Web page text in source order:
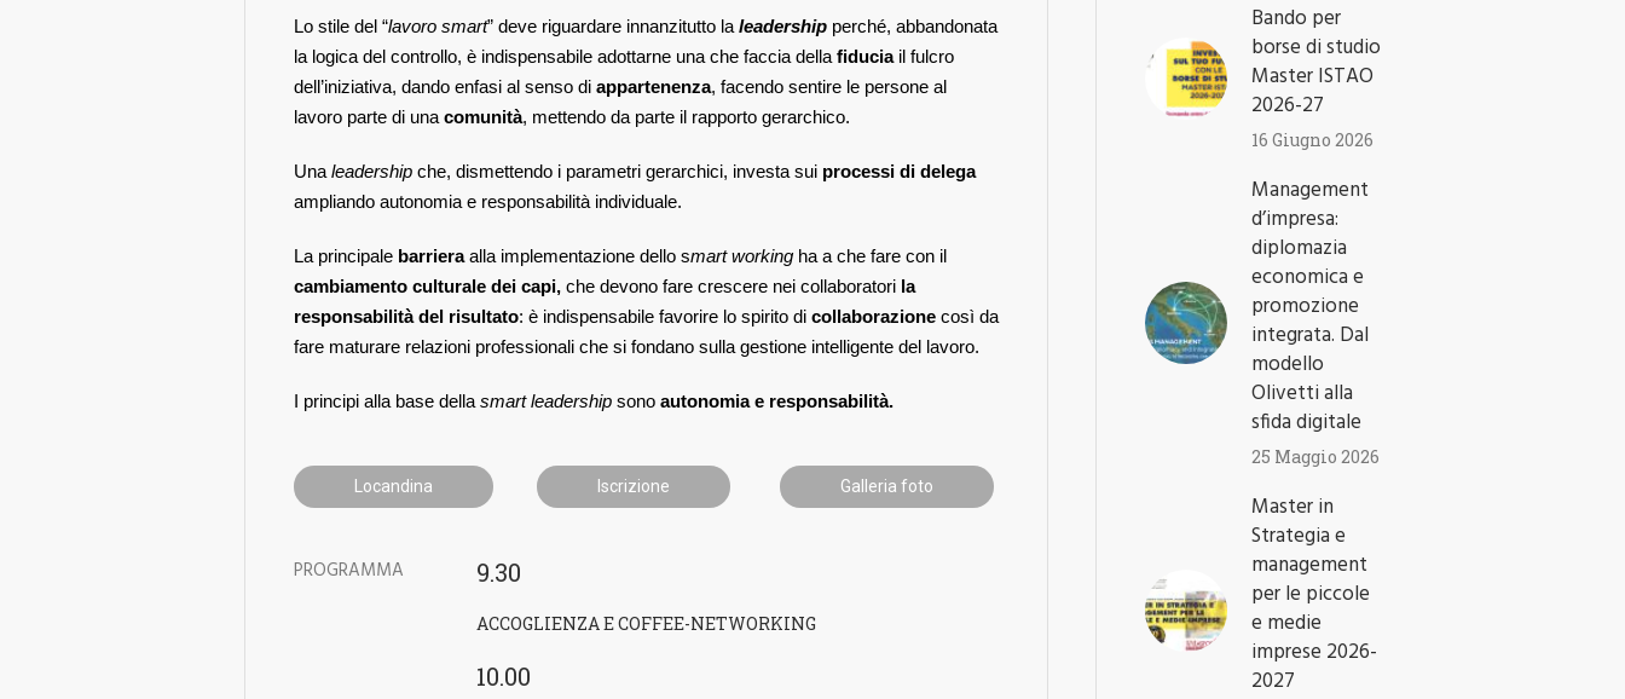
Lo stile del “lavoro smart” deve riguardare innanzitutto la leadershipperché, abbandonata
la logica del controllo, è indispensabile adottarne una che faccia della fiduciail fulcro
dell’iniziativa, dando enfasi al senso di appartenenza, facendo sentire le persone al
lavoro parte di una comunità, mettendo da parte il rapporto gerarchico.
Una leadershipche, dismettendo i parametri gerarchici, investa sui processi di delega
ampliando autonomia e responsabilità individuale.
La principale barrieraalla implementazione dello smart workingha a che fare con il
cambiamento culturale dei capi, che devono fare crescere nei collaboratori la
responsabilità del risultato: è indispensabile favorire lo spirito di collaborazionecosì da
fare maturare relazioni professionali che si fondano sulla gestione intelligente del lavoro.
I principi alla base della smart leadership sono autonomia e responsabilità.
Locandina Iscrizione Galleria foto
PROGRAMMA 9.30
ACCOGLIENZA E COFFEE-NETWORKING
10.00
Bando per
borse di studio
Master ISTAO
2026-27
16 Giugno 2026
Management
d’impresa:
diplomazia
economica e
promozione
integrata. Dal
modello
Olivetti alla
sfida digitale
25 Maggio 2026
Master in
Strategia e
management
per le piccole
e medie
imprese 2026-
2027